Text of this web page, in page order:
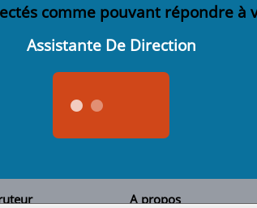
comme pouvant répondre à
Assistante De Direction
A propos